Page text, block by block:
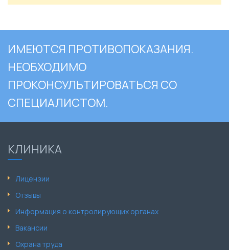
ИМЕЮТСЯ ПРОТИВОПОКАЗАНИЯ.
НЕОБХОДИМО
ПРОКОНСУЛЬТИРОВАТЬСЯ СО
СПЕЦИАЛИСТОМ.
КЛИНИКА
Лицензии
Отзывы
Информация о контролирующих органах
Вакансии
Охрана труда